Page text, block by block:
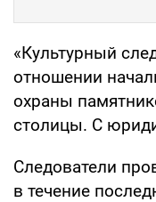
«Культурный
отношении
охраны
столицы. С
Следователи
в течение